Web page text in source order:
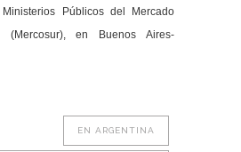
Públicos del Mercado
en Buenos Aires-
EN ARGENTINA